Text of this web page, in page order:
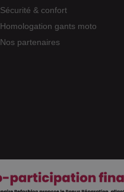
Sécurité & confort
Homologation gants moto
Nos partenaires